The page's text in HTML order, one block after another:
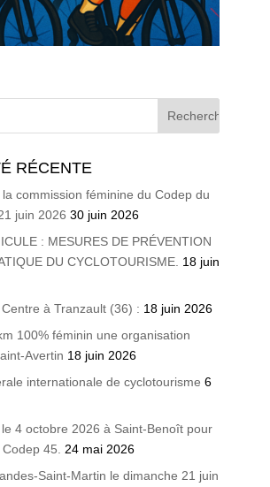
RÉCENTE
commission féminine du Codep du
juin 2026 30 juin 2026
: MESURES DE PRÉVENTION
DU CYCLOTOURISME. 18 juin
à Tranzault (36) : 18 juin 2026
100% féminin une organisation
Avertin 18 juin 2026
internationale de cyclotourisme 6
4 octobre 2026 à Saint-Benoît pour
45.
24 mai 2026
Saint-Martin le dimanche 21 juin